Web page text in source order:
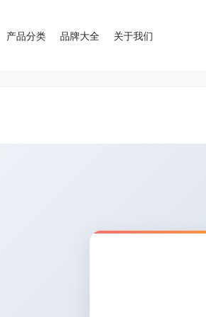
产品分类 品牌大全 关于我们